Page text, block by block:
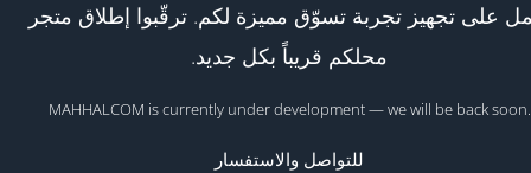
على تجهيز تجربة تسوّق مميزة لكم. ترقّبوا إطلاق متجر
محلكم قريباً بكل جديد.
MAHHALCOM is currently under development — we will be back soon.
للتواصل والاستفسار